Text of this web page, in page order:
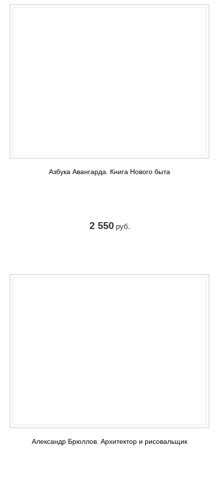
Азбука Авангарда. Книга Нового быта
2 550руб.
Александр Брюллов. Архитектор и рисовальщик